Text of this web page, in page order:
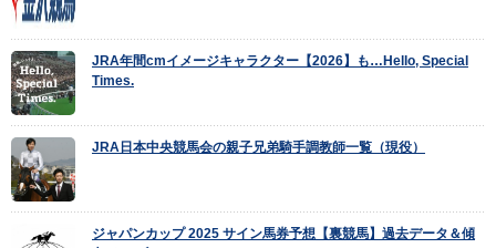
JRA年間cmイメージキャラクター【2026】も…Hello, Special
Times.
JRA日本中央競馬会の親子兄弟騎手調教師一覧（現役）
ジャパンカップ 2025 サイン馬券予想【裏競馬】過去データ＆傾